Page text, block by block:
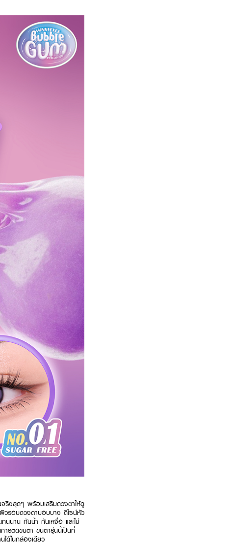
ริงสุดๆ พร้อมเสริมดวงตาให้ดู
ผิวรอบดวงตาบอบบาง ดีไซน์หัว
นนาน กันน้ำ กันเหงื่อ และไม่
ารติดขนตา ขนตารุ่นนี้เป็นที่
ด้ในกล่องเดียว